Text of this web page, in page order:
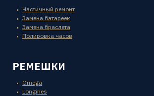
Частичный ремонт
Замена батареек
Замена браслета
Полировка часов
РЕМЕШКИ
Omega
Longines